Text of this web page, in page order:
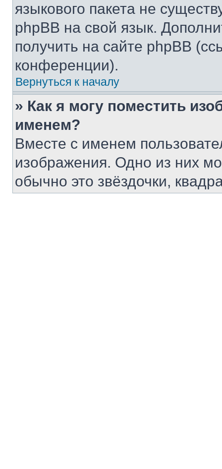
языкового пакета не
phpBB на свой язык.
получить на сайте phpBB
конференции).
Вернуться к началу
» Как я могу поместить
именем?
Вместе с именем
изображения. Одно из них
обычно это звёздочки,